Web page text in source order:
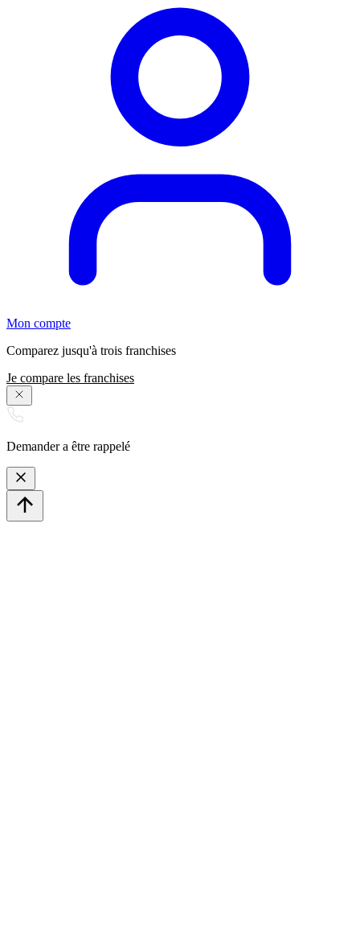
Mon compte
Comparez jusqu'à trois franchises
Je compare les franchises
Demander a être rappelé